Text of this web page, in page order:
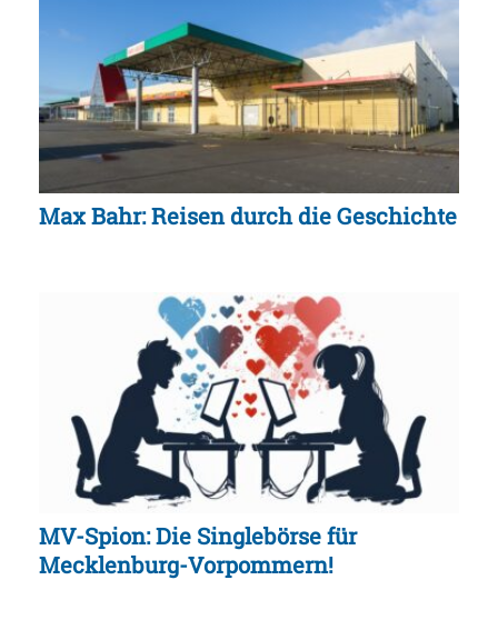
Max Bahr: Reisen durch die Geschichte
MV-Spion: Die Singlebörse für
Mecklenburg-Vorpommern!